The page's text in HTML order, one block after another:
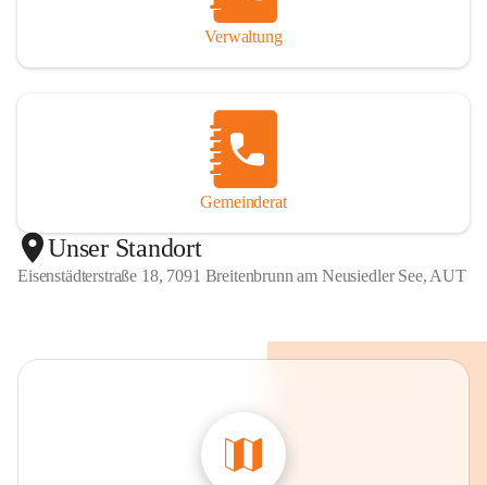
Verwaltung
Gemeinderat
Unser Standort
Eisenstädterstraße 18, 7091 Breitenbrunn am Neusiedler See, AUT